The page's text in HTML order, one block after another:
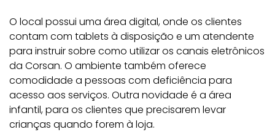
O local possui uma área digital, onde os clientes
contam com tablets à disposição e um atendente
para instruir sobre como utilizar os canais eletrônicos
da Corsan. O ambiente também oferece
comodidade a pessoas com deficiência para
acesso aos serviços. Outra novidade é a área
infantil, para os clientes que precisarem levar
crianças quando forem à loja.